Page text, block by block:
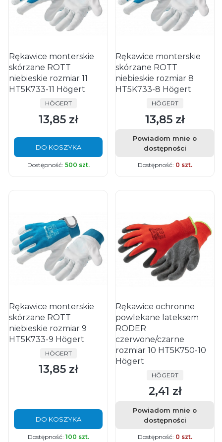
Rękawice monterskie
skórzane ROTT
niebieskie rozmiar 11
HT5K733-11 Högert
PRODUCENT
HÖGERT
Cena
13,85 zł
DO KOSZYKA
Dostępność: 500 szt.
Rękawice monterskie
skórzane ROTT
niebieskie rozmiar 8
HT5K733-8 Högert
PRODUCENT
HÖGERT
Cena
13,85 zł
Powiadom mnie o
dostępności
Dostępność: 0 szt.
Rękawice monterskie
skórzane ROTT
niebieskie rozmiar 9
HT5K733-9 Högert
PRODUCENT
HÖGERT
Cena
13,85 zł
DO KOSZYKA
Dostępność: 100 szt.
Rękawice ochronne
powlekane lateksem
RODER
czerwone/czarne
rozmiar 10 HT5K750-10
Högert
PRODUCENT
HÖGERT
Cena
2,41 zł
Powiadom mnie o
dostępności
Dostępność: 0 szt.